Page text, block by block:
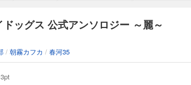
ッグス 公式アンソロジー ～麗～
/ 朝霧カフカ / 春河35
3pt